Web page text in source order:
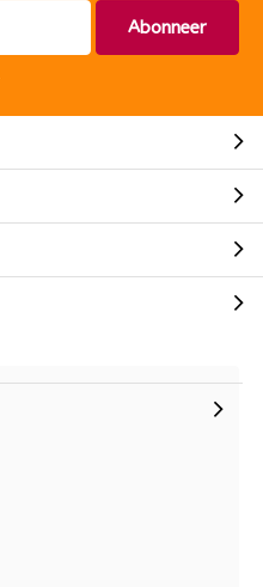
Abonneer